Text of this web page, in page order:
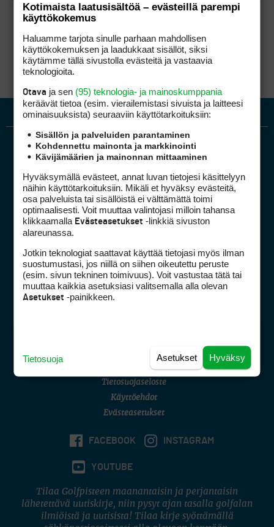
Golfpiste mediakortti
Golfpisteen yhteystiedot
DSA avoimuusraportti
Asiakaspalvelu
(digi) digi@otavamedia.fi
Tietosuojaseloste
Käyttöehdot
Evästeasetukset
FACEBOOK INSTAGRAM
YOUTUBE
Tilaa Golfpisteen maanantaisin ja perjantaisin
lähetettävä uutiskirje, niin pysyt ajan tasalla golfalan
ilmiöistä ja uutisista! Tilaa kirje syöttämällä
Kotimaista laatusisältöä – evästeillä parempi
käyttökokemus
Haluamme tarjota sinulle parhaan mahdollisen
käyttökokemuksen ja laadukkaat sisällöt, siksi
käytämme tällä sivustolla evästeitä ja vastaavia
teknologioita.
Otava ja sen (95) teknologia- ja mainoskumppania
keräävät tietoa (esim. vierailemis­tasi sivuista ja laitteesi
ominaisuuk­sista) seuraaviin käyttötarkoituksiin:
Sisällön ja palveluiden parantaminen
Kohdennettu mainonta ja markkinointi
Kävijämäärien ja mainonnan mittaaminen
Hyväksymällä evästeet, annat luvan tietojesi käsittelyyn
näihin käyttötarkoituksiin. Mikäli et hyväksy evästeitä,
osa palveluista tai sisällöistä ei välttämättä toimi
optimaalisesti. Voit muuttaa valintojasi milloin tahansa
klikkaamalla Evästeasetukset -linkkiä sivuston
alareunassa.
Jotkin teknologiat saattavat käyttää tietojasi myös ilman
suostumustasi, jos niillä on siihen oikeutettu peruste
(esim. sivun tekninen toimivuus). Voit vastustaa tätä tai
muuttaa kaikkia asetuksiasi valitsemalla alla olevan
Asetukset -painikkeen.
Hyväksy
Asetukset
Tietosuoja